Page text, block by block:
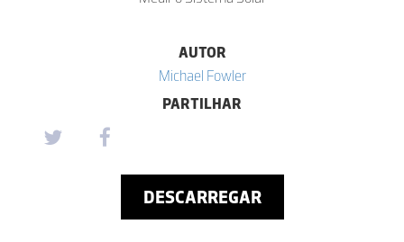
AUTOR
Michael Fowler
PARTILHAR
DESCARREGAR